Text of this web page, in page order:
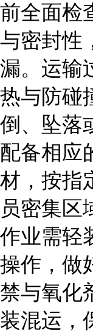
前全面检
与密封性
漏。运输
热与防碰
倒、坠落
配备相应
材，按指
员密集区
作业需轻
操作，做
禁与氧化
装混运，